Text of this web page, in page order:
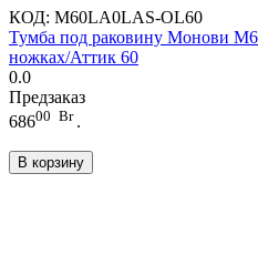
КОД: M60LA0LAS-OL60
Тумба под раковину Монови
ножках/Аттик 60
0.0
Предзаказ
68600 Br .
В корзину